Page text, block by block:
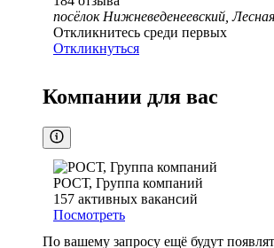
посёлок Нижневеденеевский,
Откликнитесь среди первых
Откликнуться
Компании для вас
РОСТ, Группа компаний
157 активных вакансий
Посмотреть
По вашему запросу ещё будут